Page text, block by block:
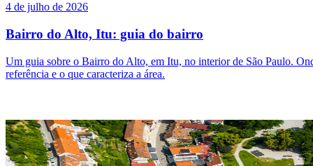
4 de julho de 2026
Bairro do Alto, Itu: guia do bairro
Um guia sobre o Bairro do Alto, em Itu, no interior de São Paulo.
referência e o que caracteriza a área.